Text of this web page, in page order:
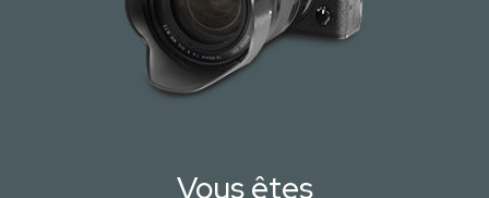
Vous êtes